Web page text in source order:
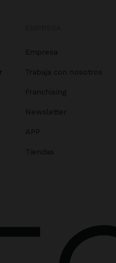
Empresa
Trabaja con nosotros
Franchising
Newsletter
APP
Tiendas